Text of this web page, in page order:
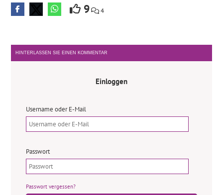
9 4
HINTERLASSEN SIE EINEN KOMMENTAR
Einloggen
Username oder E-Mail
Passwort
Passwort vergessen?